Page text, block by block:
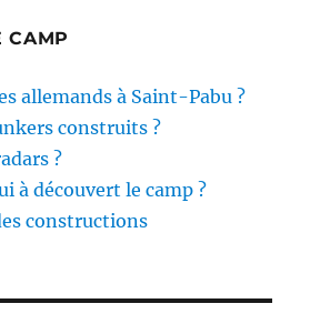
CAMP
allemands à Saint-Pabu ?
construits ?
?
à découvert le camp ?
constructions